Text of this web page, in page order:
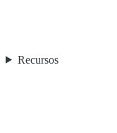
Recursos